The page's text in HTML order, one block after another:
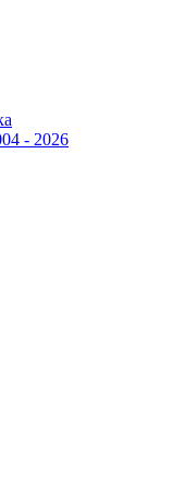
- 2026